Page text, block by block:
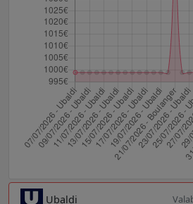
Ubaldi